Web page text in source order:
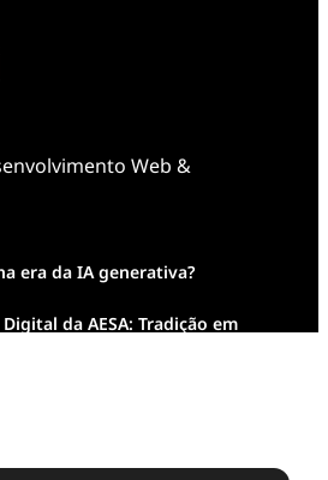
Web &
era da IA generativa?
da AESA: Tradição em